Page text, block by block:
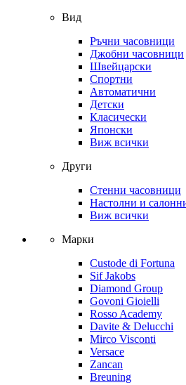
Вид
Ръчни часовници
Джобни часовници
Швейцарски
Спортни
Автоматични
Детски
Класически
Японски
Виж всички
Други
Стенни часовници
Настолни и
Виж всички
Марки
Custode di Fortuna
Sif Jakobs
Diamond Group
Govoni Gioielli
Rosso Academy
Davite & Delucchi
Mirco Visconti
Versace
Zancan
Breuning